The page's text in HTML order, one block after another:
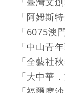
姆斯特丹國
澳門酒
山青年藝術
藝社秋季
中華．文化